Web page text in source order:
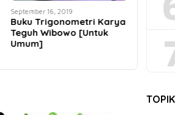
September 10, 2019
Buku Media
Pembelajaran
Matematika Karya Teguh
Cara